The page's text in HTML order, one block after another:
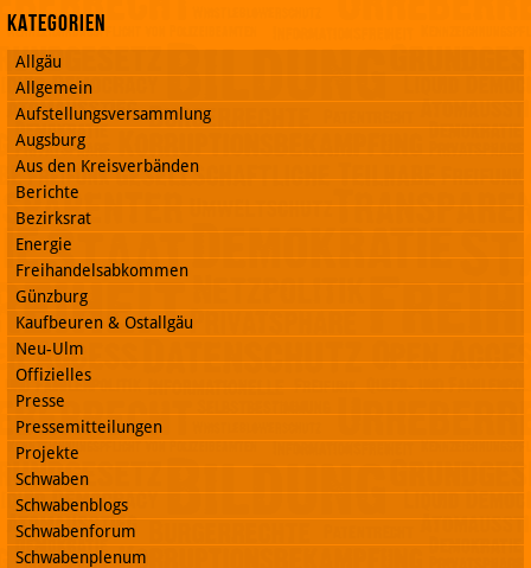
Kategorien
Allgäu
Allgemein
Aufstellungsversammlung
Augsburg
Aus den Kreisverbänden
Berichte
Bezirksrat
Energie
Freihandelsabkommen
Günzburg
Kaufbeuren & Ostallgäu
Neu-Ulm
Offizielles
Presse
Pressemitteilungen
Projekte
Schwaben
Schwabenblogs
Schwabenforum
Schwabenplenum